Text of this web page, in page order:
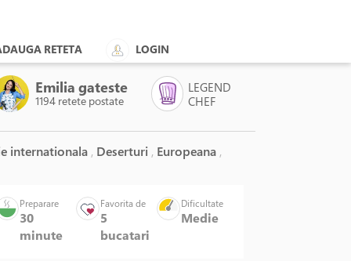
RETETA LOGIN
Emilia gateste
1194 retete postate
LEGEND
CHEF
internationala , Deserturi , Europeana ,
Preparare
30
minute
Favorita de
5
bucatari
Dificultate
Medie